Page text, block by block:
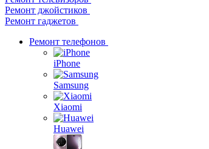
Ремонт джойстиков
Ремонт гаджетов
Ремонт телефонов
iPhone
Samsung
Xiaomi
Huawei